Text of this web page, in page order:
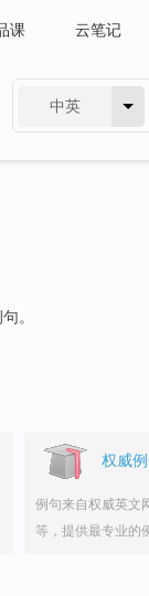
课 云笔记
中英
。
权威
例句来自权威英文
等，提供最专业的